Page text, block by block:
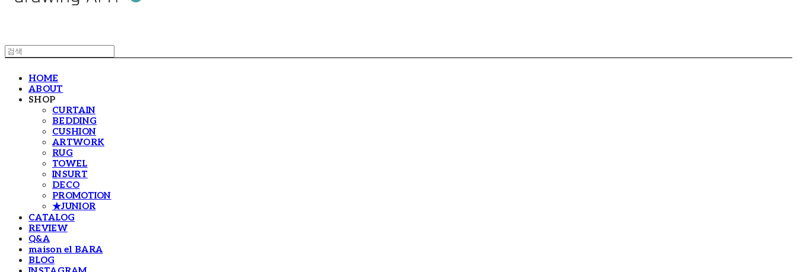
HOME
ABOUT
SHOP
CURTAIN
BEDDING
CUSHION
ARTWORK
RUG
TOWEL
INSURT
DECO
PROMOTION
★JUNIOR
CATALOG
REVIEW
Q&A
maison el BARA
BLOG